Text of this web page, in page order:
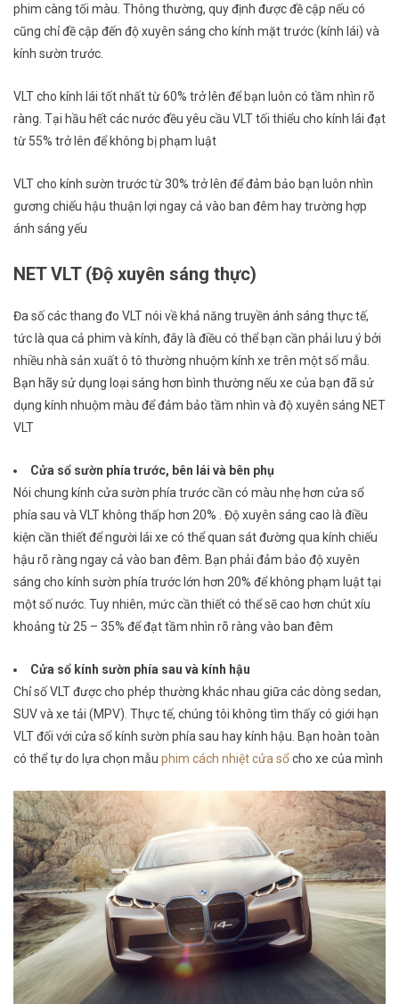
phim càng tối màu. Thông thường, quy định được đề cập nếu có
cũng chỉ đề cập đến độ xuyên sáng cho kính mặt trước (kính lái) và
kính sườn trước.
VLT cho kính lái tốt nhất từ 60% trở lên để bạn luôn có tầm nhìn rõ
ràng. Tại hầu hết các nước đều yêu cầu VLT tối thiểu cho kính lái đạt
từ 55% trở lên để không bị phạm luật
VLT cho kính sườn trước từ 30% trở lên để đảm bảo bạn luôn nhìn
gương chiếu hậu thuận lợi ngay cả vào ban đêm hay trường hợp
ánh sáng yếu
NET VLT (Độ xuyên sáng thực)
Đa số các thang đo VLT nói về khả năng truyền ánh sáng thực tế,
tức là qua cả phim và kính, đây là điều có thể bạn cần phải lưu ý bởi
nhiều nhà sản xuất ô tô thường nhuộm kính xe trên một số mẫu.
Bạn hãy sử dụng loại sáng hơn bình thường nếu xe của bạn đã sử
dụng kính nhuộm màu để đảm bảo tầm nhìn và độ xuyên sáng NET
VLT
Cửa sổ sườn phía trước, bên lái và bên phụ
Nói chung kính cửa sườn phía trước cần có màu nhẹ hơn cửa sổ
phía sau và VLT không thấp hơn 20% . Độ xuyên sáng cao là điều
kiện cần thiết để người lái xe có thể quan sát đường qua kính chiếu
hậu rõ ràng ngay cả vào ban đêm. Bạn phải đảm bảo độ xuyên
sáng cho kính sườn phía trước lớn hơn 20% để không phạm luật tại
một số nước. Tuy nhiên, mức cần thiết có thể sẽ cao hơn chút xíu
khoảng từ 25 – 35% để đạt tầm nhìn rõ ràng vào ban đêm
Cửa sổ kính sườn phía sau và kính hậu
Chỉ số VLT được cho phép thường khác nhau giữa các dòng sedan,
SUV và xe tải (MPV). Thực tế, chúng tôi không tìm thấy có giới hạn
VLT đối với cửa sổ kính sườn phía sau hay kính hậu. Bạn hoàn toàn
có thể tự do lựa chọn mẫu phim cách nhiệt cửa sổcho xe của mình